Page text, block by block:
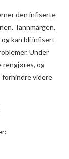
den infiserte
Tannmargen,
kan bli infisert
Under
rengjøres, og
forhindre videre